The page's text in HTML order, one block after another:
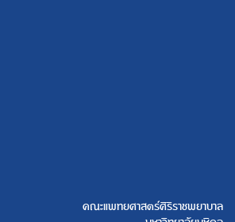
คณะแพทยศาสตร์ศิริราชพยาบาล